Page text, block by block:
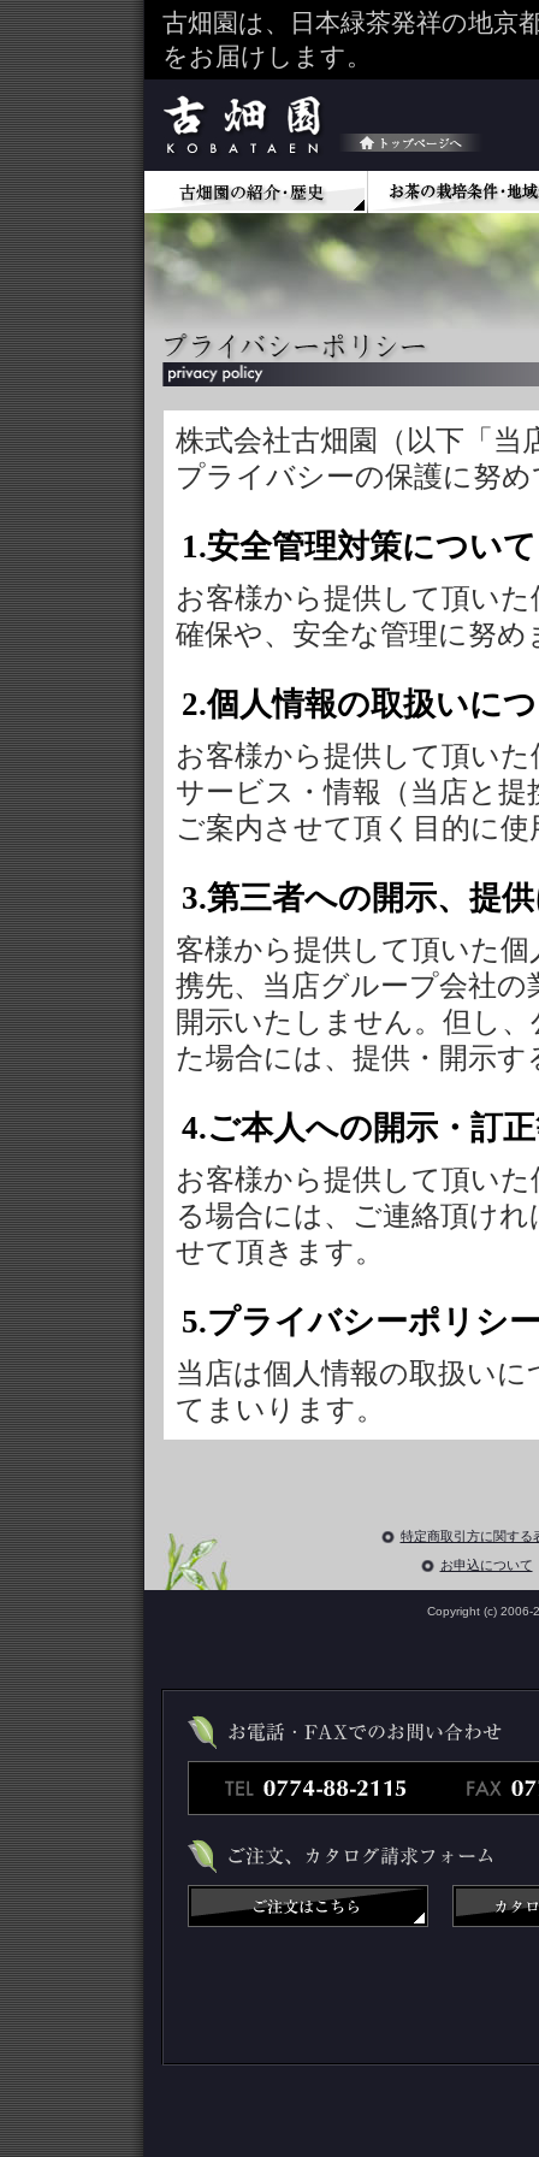
古畑園は、日本緑茶発祥の地京
をお届けします。
株式会社古畑園（以下「
プライバシーの保護に努
1.安全管理対策について
お客様から提供して頂い
確保や、安全な管理に努め
2.個人情報の取扱いに
お客様から提供して頂い
サービス・情報（当店と
ご案内させて頂く目的に
3.第三者への開示、提
客様から提供して頂いた
携先、当店グループ会社
開示いたしません。但し
た場合には、提供・開示
4.ご本人への開示・訂
お客様から提供して頂い
る場合には、ご連絡頂け
せて頂きます。
5.プライバシーポリシ
当店は個人情報の取扱い
てまいります。
特定商取引方に関する
お申込について
Copyright (c) 2006-